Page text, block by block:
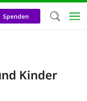
Spenden
Kinder
Wir